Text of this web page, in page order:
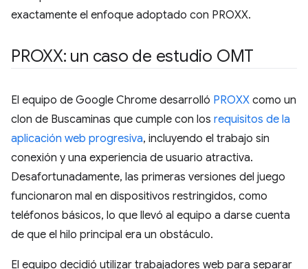
exactamente el enfoque adoptado con PROXX.
PROXX: un caso de estudio OMT
El equipo de Google Chrome desarrolló PROXX como un
clon de Buscaminas que cumple con los requisitos de la
aplicación web progresiva, incluyendo el trabajo sin
conexión y una experiencia de usuario atractiva.
Desafortunadamente, las primeras versiones del juego
funcionaron mal en dispositivos restringidos, como
teléfonos básicos, lo que llevó al equipo a darse cuenta
de que el hilo principal era un obstáculo.
El equipo decidió utilizar trabajadores web para separar